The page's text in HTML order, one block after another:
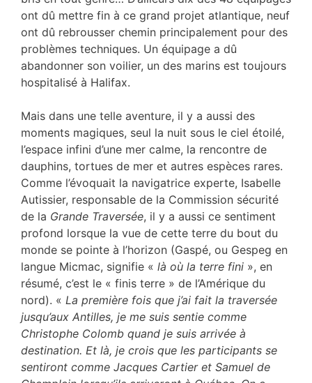
ont dû mettre fin à ce grand projet atlantique, neuf
ont dû rebrousser chemin principalement pour des
problèmes techniques. Un équipage a dû
abandonner son voilier, un des marins est toujours
hospitalisé à Halifax.
Mais dans une telle aventure, il y a aussi des
moments magiques, seul la nuit sous le ciel étoilé,
l’espace infini d’une mer calme, la rencontre de
dauphins, tortues de mer et autres espèces rares.
Comme l’évoquait la navigatrice experte, Isabelle
Autissier, responsable de la Commission sécurité
de la Grande Traversée, il y a aussi ce sentiment
profond lorsque la vue de cette terre du bout du
monde se pointe à l’horizon (Gaspé, ou Gespeg en
langue Micmac, signifie « là où la terre fini », en
résumé, c’est le « finis terre » de l’Amérique du
nord). « La première fois que j’ai fait la traversée
jusqu’aux Antilles, je me suis sentie comme
Christophe Colomb quand je suis arrivée à
destination. Et là, je crois que les participants se
sentiront comme Jacques Cartier et Samuel de